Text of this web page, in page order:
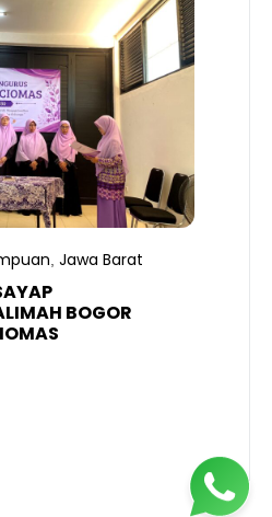
, Jawa Barat
BOGOR